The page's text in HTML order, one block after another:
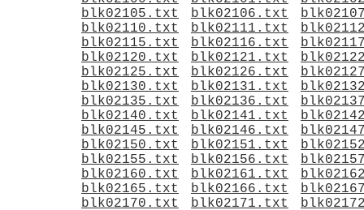
blk02105.txt
blk02106.txt
blk02110.txt
blk02111.txt
blk02115.txt
blk02116.txt
blk02120.txt
blk02121.txt
blk02125.txt
blk02126.txt
blk02130.txt
blk02131.txt
blk02135.txt
blk02136.txt
blk02140.txt
blk02141.txt
blk02145.txt
blk02146.txt
blk02150.txt
blk02151.txt
blk02155.txt
blk02156.txt
blk02160.txt
blk02161.txt
blk02165.txt
blk02166.txt
blk02170.txt
blk02171.txt